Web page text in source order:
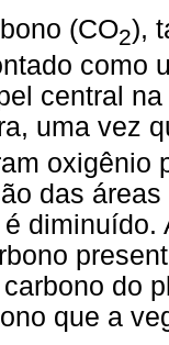
(CO2),
como
central
uma vez
oxigênio
das
do
que a